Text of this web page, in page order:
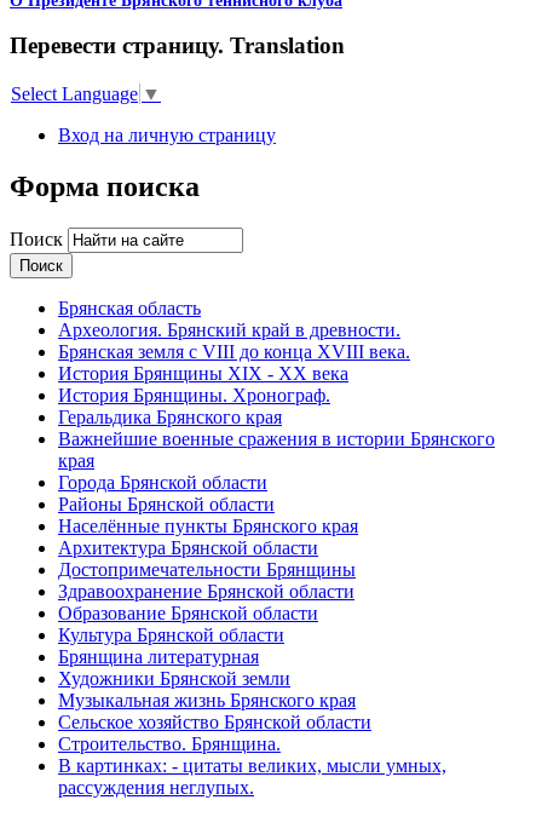
Перевести страницу. Translation
Select Language ▼
Вход на личную страницу
Форма поиска
Поиск
Брянская область
Археология. Брянский край в древности.
Брянская земля с VIII до конца XVIII века.
История Брянщины XIX - XX века
История Брянщины. Хронограф.
Геральдика Брянского края
Важнейшие военные сражения в истории Брянского
края
Города Брянской области
Районы Брянской области
Населённые пункты Брянского края
Архитектура Брянской области
Достопримечательности Брянщины
Здравоохранение Брянской области
Образование Брянской области
Культура Брянской области
Брянщина литературная
Художники Брянской земли
Музыкальная жизнь Брянского края
Сельское хозяйство Брянской области
Строительство. Брянщина.
В картинках: - цитаты великих, мысли умных,
рассуждения неглупых.